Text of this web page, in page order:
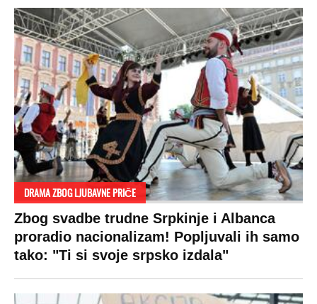
DRAMA ZBOG LJUBAVNE PRIČE
Zbog svadbe trudne Srpkinje i Albanca
proradio nacionalizam! Popljuvali ih samo
tako: "Ti si svoje srpsko izdala"